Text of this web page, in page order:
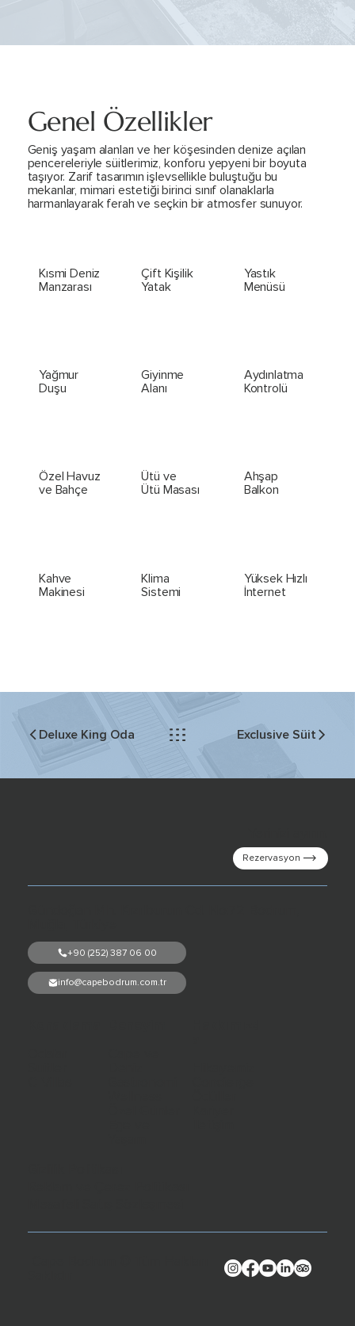
Deluxe King Oda Exclusive Süit
Genel Özellikler
Geniş yaşam alanları ve her köşesinden denize açılan
pencereleriyle süitlerimiz, konforu yepyeni bir boyuta
taşıyor. Zarif tasarımın işlevsellikle buluştuğu bu
mekanlar, mimari estetiği birinci sınıf olanaklarla
harmanlayarak ferah ve seçkin bir atmosfer sunuyor.
Kısmi Deniz
Manzarası
Çift Kişilik
Yatak
Yastık
Menüsü
Yağmur
Duşu
Giyinme
Alanı
Aydınlatma
Kontrolü
Özel Havuz
ve Bahçe
Ütü ve
Ütü Masası
Ahşap
Balkon
Kahve
Makinesi
Klima
Sistemi
Yüksek Hızlı
İnternet
Rezervasyon
+90 (252) 387 06 00
info@capebodrum.com.tr